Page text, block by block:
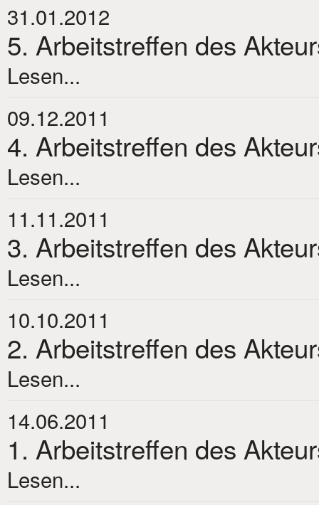
31.01.2012
5. Arbeitstreffen des
Lesen...
09.12.2011
4. Arbeitstreffen des
Lesen...
11.11.2011
3. Arbeitstreffen des
Lesen...
10.10.2011
2. Arbeitstreffen des
Lesen...
14.06.2011
1. Arbeitstreffen des
Lesen...